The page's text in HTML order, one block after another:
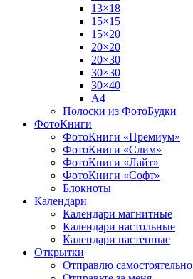
13×18
15×15
15×20
20×20
20×30
30×30
30×40
A4
Полоски из ФотоБудки
ФотоКниги
ФотоКниги «Премиум»
ФотоКниги «Слим»
ФотоКниги «Лайт»
ФотоКниги «Софт»
Блокноты
Календари
Календари магнитные
Календари настольные
Календари настенные
Открытки
Отправлю самостоятельно